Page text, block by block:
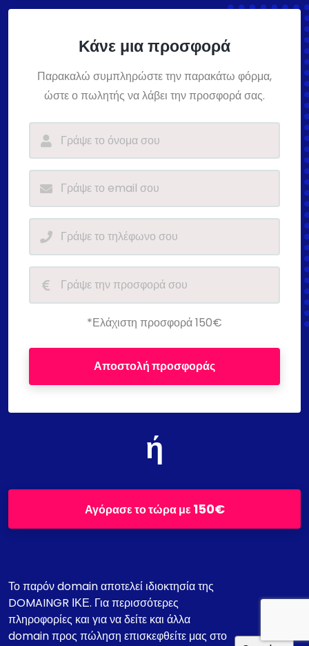
Κάνε μια προσφορά
Παρακαλώ συμπληρώστε την παρακάτω φόρμα,
ώστε ο πωλητής να λάβει την προσφορά σας.
*Ελάχιστη προσφορά 150€
Αποστολή προσφοράς
ή
Αγόρασε το τώρα με150€
Το παρόν domain αποτελεί ιδιοκτησία της
DOMAINGR ΙΚΕ. Για περισσότερες
πληροφορίες και για να δείτε και άλλα
domain προς πώληση επισκεφθείτε μας στο